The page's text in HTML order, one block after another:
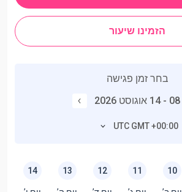
הזמינו שיעור
בחר זמן פגישה
08 - 14 אוגוסט 2026
UTC GMT +00:00
10
11
12
13
14